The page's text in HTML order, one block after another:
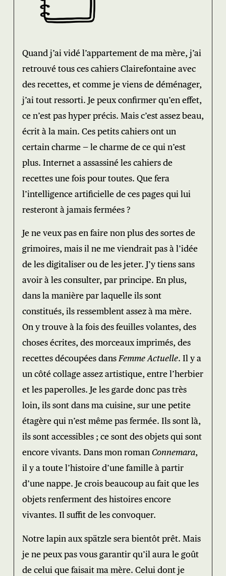
Quand j’ai vidé l’appartement de ma mère, j’ai
retrouvé tous ces cahiers Clairefontaine avec
des recettes, et comme je viens de déménager,
j’ai tout ressorti. Je peux confirmer qu’en effet,
ce n’est pas hyper précis. Mais c’est assez beau,
écrit à la main. Ces petits cahiers ont un
certain charme — le charme de ce qui n’est
plus. Internet a assassiné les cahiers de
recettes une fois pour toutes. Que fera
l’intelligence artificielle de ces pages qui lui
resteront à jamais fermées ?
Je ne veux pas en faire non plus des sortes de
grimoires, mais il ne me viendrait pas à l’idée
de les digitaliser ou de les jeter. J’y tiens sans
avoir à les consulter, par principe. En plus,
dans la manière par laquelle ils sont
constitués, ils ressemblent assez à ma mère.
On y trouve à la fois des feuilles volantes, des
choses écrites, des morceaux imprimés, des
recettes découpées dansFemme Actuelle. Il y a
un côté collage assez artistique, entre l’herbier
et les paperolles. Je les garde donc pas très
loin, ils sont dans ma cuisine, sur une petite
étagère qui n’est même pas fermée. Ils sont là,
ils sont accessibles ; ce sont des objets qui sont
encore vivants. Dans mon roman Connemara,
il y a toute l’histoire d’une famille à partir
d’une nappe. Je crois beaucoup au fait que les
objets renferment des histoires encore
vivantes. Il suffit de les convoquer.
Notre lapin aux spätzle sera bientôt prêt. Mais
je ne peux pas vous garantir qu’il aura le goût
de celui que faisait ma mère. Celui dont je